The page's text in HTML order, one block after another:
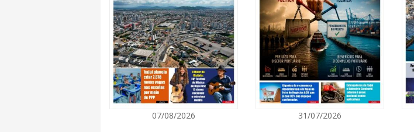
Segundo os treinadores da equipe todos os envolvidos diretamente e
indiretamente com o trabalho tem um papel importante nos resultados
alcançados, pois a equipe tem conquistado grandes resultados
posicionando o clube entre os primeiros colocados em todos os
eventos estaduais no qual participamos este ano. Isto nos enche de
orgulho e de certeza de estarmos seguindo no caminho certo,
destinando uma atenção especial as categorias de base, possibilitando
sempre uma renovação com qualidade e dando a devida atenção aos
atletas já formados no clube.
O sucesso deste trabalho deve-se muito ao apoio da Confederação
Brasileira de Atletismo- CBAt, Fmel e aos projetos desenvolvidos pelo
clube com o patrocínio das empresas WEG, Sidrasul, Gomes da Costa,
07/08/2026 31/07/2026